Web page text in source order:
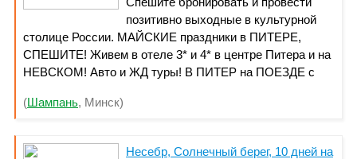
под⭐НОВЫЙ ГОД в МОНАКО, ПАРИЖЕ, СТРАСБУРГЕ
с визовой поддержкой
Спешите бронировать и провести
позитивно выходные в культурной
столице России. МАЙСКИЕ праздники в ПИТЕРЕ,
СПЕШИТЕ! Живем в отеле 3* и 4* в центре Питера и на
НЕВСКОМ! Авто и ЖД туры! В ПИТЕР на ПОЕЗДЕ с
вопросы: А1 (029)672 26 79; МТС (029)575 26 79,
ТУРИСТИЧЕСКИХ УСЛУГ № BY/112 04.03 071 0452
(Шампань, Минск)
Несебр, Солнечный берег, 10 дней на